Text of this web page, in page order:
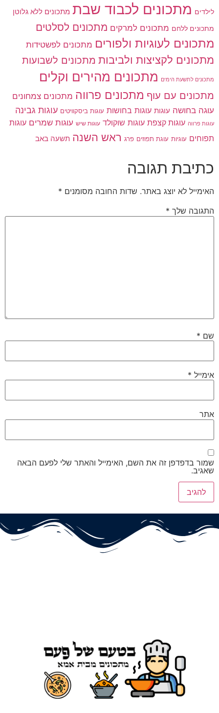
לילדים מתכונים לכבוד שבת מתכונים ללא גלוטן
מתכונים ללחם מתכונים למרקים מתכונים לסלטים
מתכונים לעוגיות ולפורים מתכונים לפשטידות
מתכונים לקציצות ולביבות מתכונים לשבועות
מתכונים לתשעת הימים מתכונים מהירים וקלים
מתכונים עם עוף מתכונים פרווה מתכונים צמחונים
עוגה בחושה עוגות עוגות בחושות עוגות ביסקוויטים עוגות גבינה
עוגות פרווה עוגות קצפת עוגות שוקולד עוגות שיש עוגות שמרים עוגות
תפוחים עוגיות עוגת תפוזים פרג ראש השנה תשעה באב
כתיבת תגובה
האימייל לא יוצג באתר. שדות החובה מסומנים *
התגובה שלך *
שם *
אימייל *
אתר
שמור בדפדפן זה את השם, האימייל והאתר שלי לפעם הבאה
שאגיב.